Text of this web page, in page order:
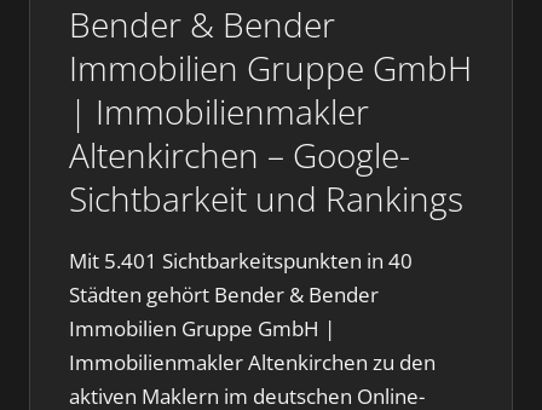
Bender & Bender
Immobilien Gruppe GmbH
| Immobilienmakler
Altenkirchen – Google-
Sichtbarkeit und Rankings
Mit 5.401 Sichtbarkeitspunkten in 40
Städten gehört Bender & Bender
Immobilien Gruppe GmbH |
Immobilienmakler Altenkirchen zu den
aktiven Maklern im deutschen Online-